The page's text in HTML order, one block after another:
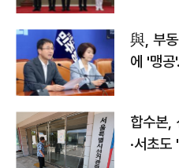
與, 부
에 '맹
합수본,
·서초